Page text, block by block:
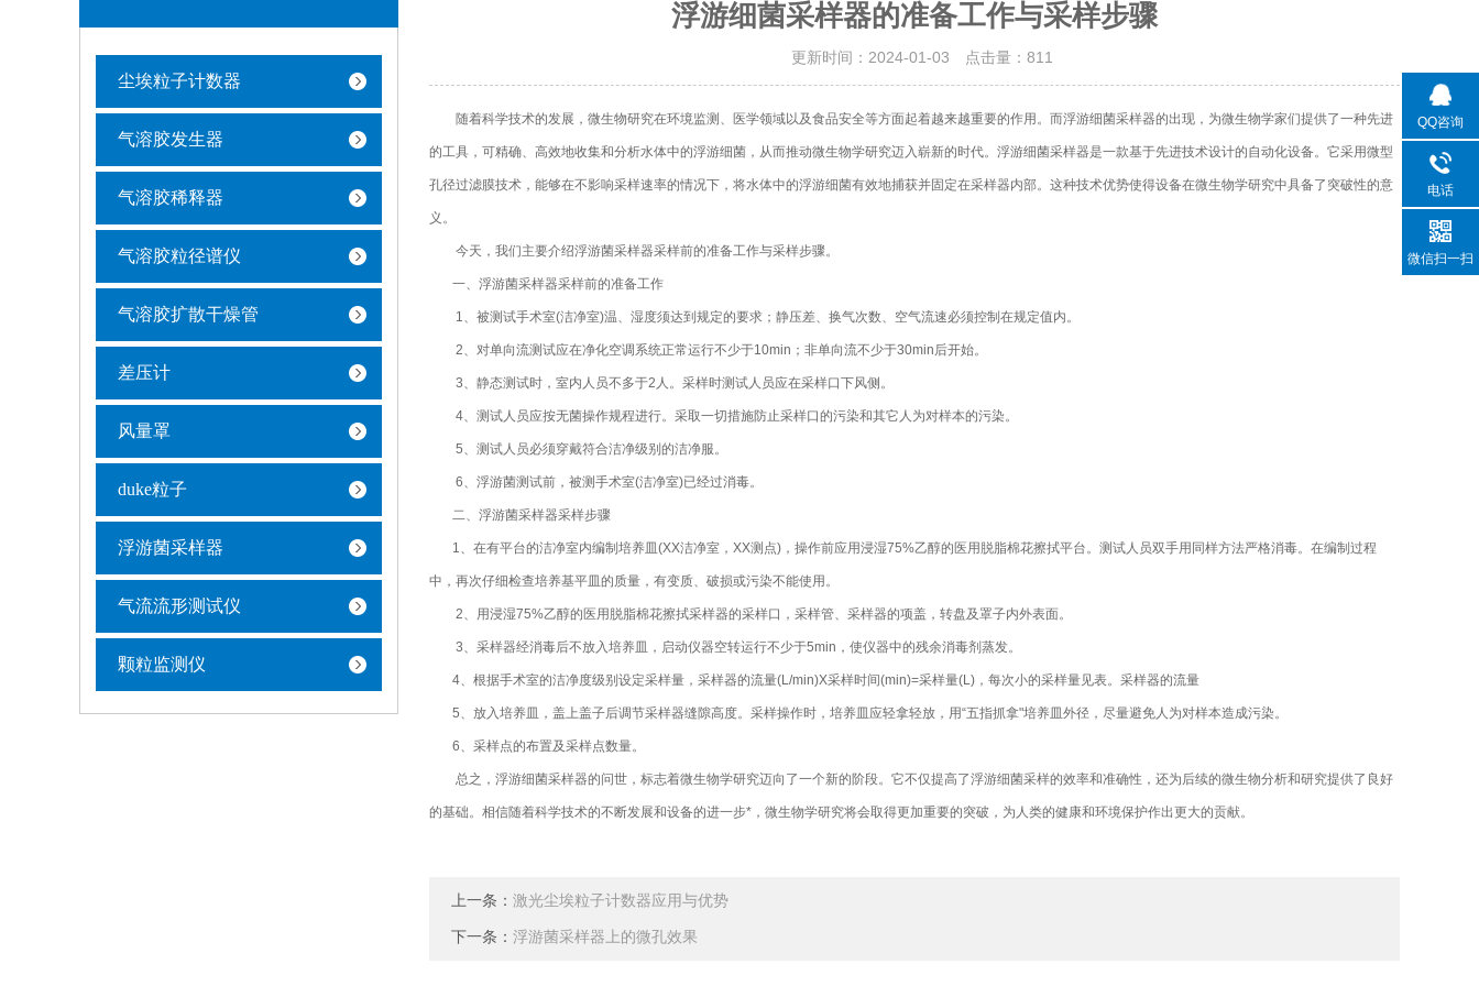
尘埃粒子计数器
气溶胶发生器
气溶胶稀释器
气溶胶粒径谱仪
气溶胶扩散干燥管
差压计
风量罩
duke粒子
浮游菌采样器
气流流形测试仪
颗粒监测仪
浮游细菌采样器的准备工作与采样步骤
更新时间：2024-01-03 点击量： 811
随着科学技术的发展，微生物研究在环境监测、医学领域以及食品安全等方面起着越来越重要的作用。而浮游细菌采样器的出现，为微生物学家们提供了一种先进
的工具，可精确、高效地收集和分析水体中的浮游细菌，从而推动微生物学研究迈入崭新的时代。浮游细菌采样器是一款基于先进技术设计的自动化设备。它采用微型
孔径过滤膜技术，能够在不影响采样速率的情况下，将水体中的浮游细菌有效地捕获并固定在采样器内部。这种技术优势使得设备在微生物学研究中具备了突破性的意
义。
今天，我们主要介绍浮游菌采样器采样前的准备工作与采样步骤。
一、浮游菌采样器采样前的准备工作
1、被测试手术室(洁净室)温、湿度须达到规定的要求；静压差、换气次数、空气流速必须控制在规定值内。
2、对单向流测试应在净化空调系统正常运行不少于10min；非单向流不少于30min后开始。
3、静态测试时，室内人员不多于2人。采样时测试人员应在采样口下风侧。
4、测试人员应按无菌操作规程进行。采取一切措施防止采样口的污染和其它人为对样本的污染。
5、测试人员必须穿戴符合洁净级别的洁净服。
6、浮游菌测试前，被测手术室(洁净室)已经过消毒。
二、浮游菌采样器采样步骤
1、在有平台的洁净室内编制培养皿(XX洁净室，XX测点)，操作前应用浸湿75%乙醇的医用脱脂棉花擦拭平台。测试人员双手用同样方法严格消毒。在编制过程
中，再次仔细检查培养基平皿的质量，有变质、破损或污染不能使用。
2、用浸湿75%乙醇的医用脱脂棉花擦拭采样器的采样口，采样管、采样器的项盖，转盘及罩子内外表面。
3、采样器经消毒后不放入培养皿，启动仪器空转运行不少于5min，使仪器中的残余消毒剂蒸发。
4、根据手术室的洁净度级别设定采样量，采样器的流量(L/min)X采样时间(min)=采样量(L)，每次小的采样量见表。采样器的流量
5、放入培养皿，盖上盖子后调节采样器缝隙高度。采样操作时，培养皿应轻拿轻放，用“五指抓拿"培养皿外径，尽量避免人为对样本造成污染。
6、采样点的布置及采样点数量。
总之，浮游细菌采样器的问世，标志着微生物学研究迈向了一个新的阶段。它不仅提高了浮游细菌采样的效率和准确性，还为后续的微生物分析和研究提供了良好
的基础。相信随着科学技术的不断发展和设备的进一步*，微生物学研究将会取得更加重要的突破，为人类的健康和环境保护作出更大的贡献。
上一条： 激光尘埃粒子计数器应用与优势
下一条： 浮游菌采样器上的微孔效果
QQ咨询
电话
微信扫一扫